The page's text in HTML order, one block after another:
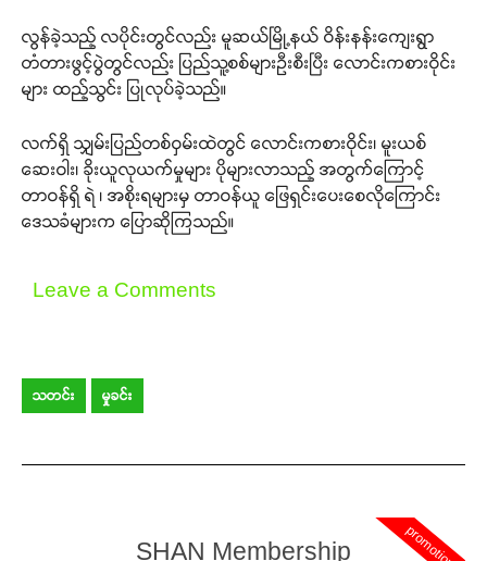
လွန်ခဲ့သည့် လပိုင်းတွင်လည်း မူဆယ်မြို့နယ် ဝိန်းနန်းကျေးရွာ
တံတားဖွင့်ပွဲတွင်လည်း ပြည်သူ့စစ်များဦးစီးပြီး လောင်းကစားဝိုင်း
များ ထည့်သွင်း ပြုလုပ်ခဲ့သည်။
လက်ရှိ သျှမ်းပြည်တစ်ဝှမ်းထဲတွင် လောင်းကစားဝိုင်း၊ မူးယစ်
ဆေးဝါး၊ ခိုးယူလုယက်မှုများ ပိုများလာသည့် အတွက်ကြောင့်
တာဝန်ရှိ ရဲ ၊ အစိုးရများမှ တာဝန်ယူ ဖြေရှင်းပေးစေလိုကြောင်း
ဒေသခံများက ပြောဆိုကြသည်။
Leave a Comments
သတင်း မှုခင်း
promotion
SHAN Membership